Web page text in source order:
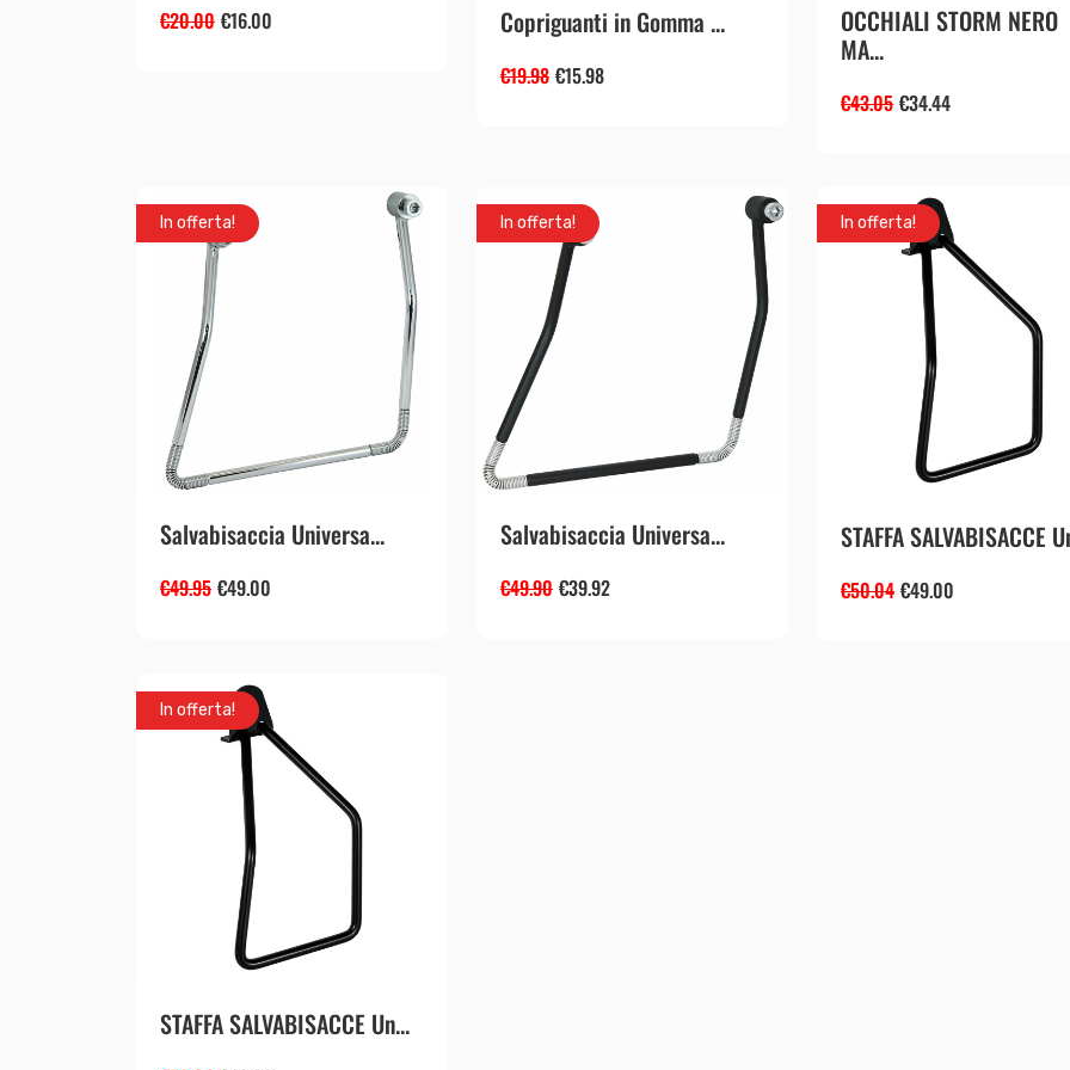
€20.00 €16.00 Copriguanti in Gomma ...
€19.98 €15.98
OCCHIALI STORM NERO
MA...
€43.05 €34.44
In offerta!
Salvabisaccia Universa...
€49.95 €49.00
In offerta!
Salvabisaccia Universa...
€49.90 €39.92
In offerta!
STAFFA SALVABISACCE
€50.04 €49.00
In offerta!
STAFFA SALVABISACCE Un...